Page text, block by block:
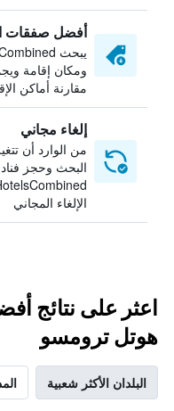
أفضل صفقات
ومكان إقامة
مقارنة أماكن
إلغاء مجاني
من الوارد أن
البحث وحجز
الإلغاء المجاني
اعثر على نتائج
هوتل ترومسو
البلدان الأكثر شعبية